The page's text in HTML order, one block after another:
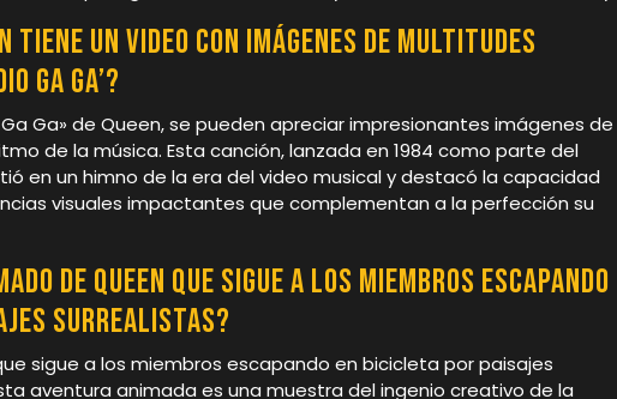
tiene un video con imágenes de multitudes
Ga Ga’?
Ga» de Queen, se pueden apreciar impresionantes imágenes de
de la música. Esta canción, lanzada en 1984 como parte del
en un himno de la era del video musical y destacó la capacidad
visuales impactantes que complementan a la perfección su
de Queen que sigue a los miembros escapando
surrealistas?
sigue a los miembros escapando en bicicleta por paisajes
aventura animada es una muestra del ingenio creativo de la